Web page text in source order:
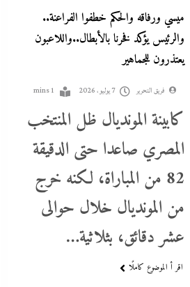
ميسي ورفاقه والحكم خطفوا الفراعنة..
والرئيس يؤكد فخرنا بالأبطال..واللاعبون
يعتذرون للجماهير
فريق التحرير 7 يوليو، 2026 1 mins
كابينة المونديال ظل المنتخب
المصري صاعدا حتى الدقيقة
82 من المباراة، لكنه خرج
من المونديال خلال حوالى
عشر دقائق، بثلاثية…
اقر أ الموضوع كاملًا
معركة “الكارنيه” تتصاعد بين نقابتى